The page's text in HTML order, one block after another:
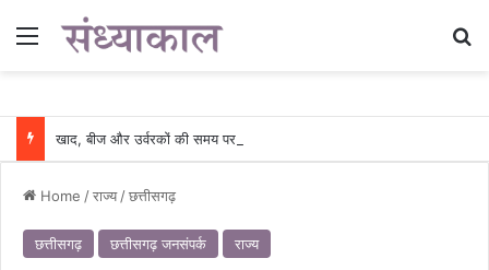
Menu
Home /राज्य /छत्तीसगढ़
छत्तीसगढ़ छत्तीसगढ़ जनसंपर्क राज्य